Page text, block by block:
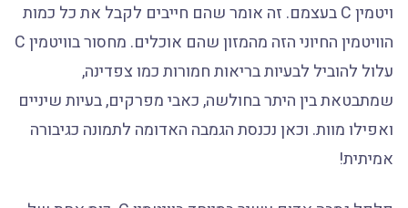
ויטמין C בעצמם. זה אומר שהם חייבים לקבל את כל כמות
הוויטמין החיוני הזה מהמזון שהם אוכלים. מחסור בוויטמין C
עלול להוביל לבעיות בריאות חמורות כמו צפדינה,
שמתבטאת בין היתר בחולשה, כאבי מפרקים, בעיות שיניים
ואפילו מוות. וכאן נכנסת הגמבה האדומה לתמונה כגיבורה
אמיתית!